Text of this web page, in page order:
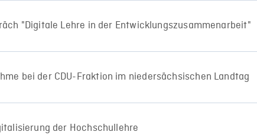
"Digitale Lehre in der Entwicklungszusammenarbeit"
bei der CDU-Fraktion im niedersächsischen Landtag
der Hochschullehre